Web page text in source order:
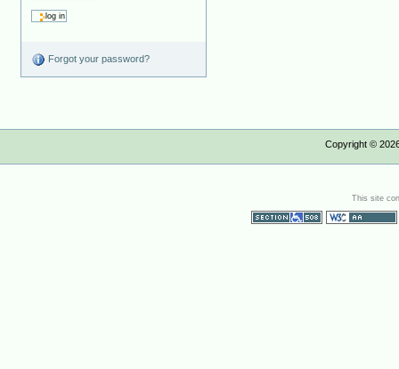
Forgot your password?
Copyright ©
This site